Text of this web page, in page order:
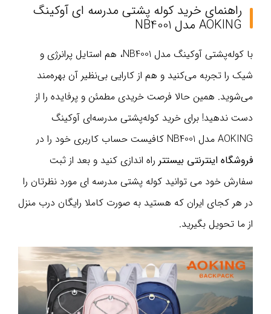
راهنمای خرید کوله پشتی مدرسه ای آوکینگ
AOKING مدل NB4001
با کوله‌پشتی آوکینگ مدل NB4001، هم استایل پرانرژی و
شیک را تجربه می‌کنید و هم از کارایی بی‌نظیر آن بهره‌مند
می‌شوید. همین حالا فرصت خریدی مطمئن و پرفایده را از
دست ندهید! برای خرید کوله‌پشتی مدرسه‌ای آوکینگ
AOKING مدل NB4001 کافیست حساب کاربری خود را در
فروشگاه اینترنتی بیستتر راه اندازی کنید و بعد از ثبت
سفارش خود می توانید کوله پشتی مدرسه ای مورد نظرتان را
در هر کجای ایران که هستید به صورت کاملا رایگان درب منزل
از ما تحویل بگیرید.